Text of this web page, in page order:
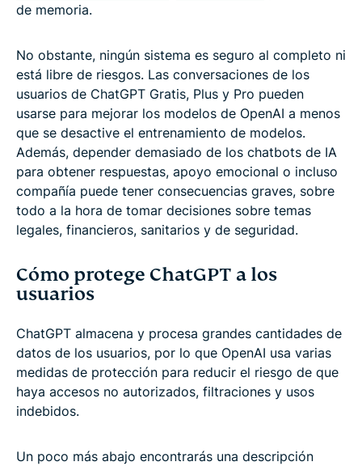
de memoria.
No obstante, ningún sistema es seguro al completo ni
está libre de riesgos. Las conversaciones de los
usuarios de ChatGPT Gratis, Plus y Pro pueden
usarse para mejorar los modelos de OpenAI a menos
que se desactive el entrenamiento de modelos.
Además, depender demasiado de los chatbots de IA
para obtener respuestas, apoyo emocional o incluso
compañía puede tener consecuencias graves, sobre
todo a la hora de tomar decisiones sobre temas
legales, financieros, sanitarios y de seguridad.
Cómo protege ChatGPT a los
usuarios
ChatGPT almacena y procesa grandes cantidades de
datos de los usuarios, por lo que OpenAI usa varias
medidas de protección para reducir el riesgo de que
haya accesos no autorizados, filtraciones y usos
indebidos.
Un poco más abajo encontrarás una descripción